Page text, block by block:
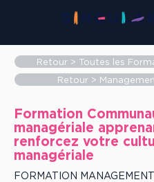
Retour > Toutes les
Retour >
Formation
managériale
renforcez votre
managériale
FORMATION MANAGEMENT